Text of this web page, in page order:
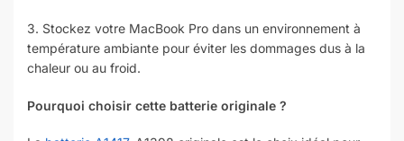
3. Stockez votre MacBook Pro dans un environnement à
température ambiante pour éviter les dommages dus à la
chaleur ou au froid.
Pourquoi choisir cette batterie originale ?